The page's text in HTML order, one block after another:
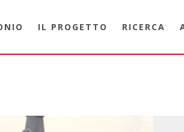
IL PROGETTO RICERCA